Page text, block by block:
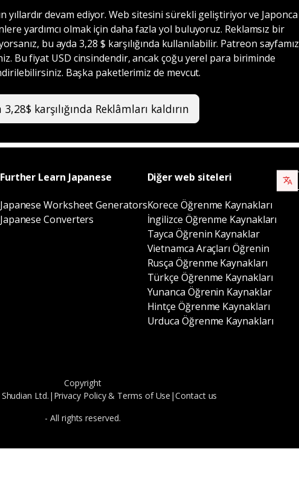
yıllardır devam ediyor. Web sitesini sürekli geliştiriyor ve Japonca
yardımcı olmak için daha fazla yol buluyoruz. Reklamsız bir
bu ayda 3,28 $ karşılığında kullanılabilir. Patreon sayfamız
Bu fiyat USD cinsindendir, ancak çoğu yerel para biriminde
Başka paketlerimiz de mevcut.
3,28$ karşılığında Reklâmları kaldırın
Further Learn Japanese
Japanese Worksheet Generators
Japanese Converters
Diğer web siteleri
Korece Öğrenme Kaynakları
İngilizce Öğrenme Kaynakları
Tayca Öğrenin Kaynaklar
Vietnamca Araçları Öğrenin
Rusça Öğrenme Kaynakları
Türkçe Öğrenme Kaynakları
Yunanca Öğrenin Kaynaklar
Hintçe Öğrenme Kaynakları
Urduca Öğrenme Kaynakları
Copyright
Ltd.| Privacy Policy& Terms of Use |Contact us
- All rights reserved.